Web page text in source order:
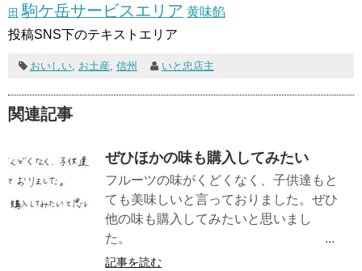
田 駒ケ岳サービスエリア 黄味餡
投稿SNS下のテキストエリア
おいしい, お土産 信州 いと忠店主
関連記事
ぜひほかの味も購入してみたい
フルーツの味がくどくなく、子供達もと
ても美味しいと言っておりました。ぜひ
他の味も購入してみたいと思いまし
た。 ...
記事を読む